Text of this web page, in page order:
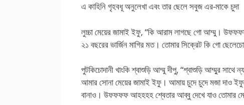
এ কাহিনি গৃহবধূ অনুলেখা এবং তার ছেলে সবুজ এর-মাকে চুদা
লুচ্চা মেয়ের জামাই ইফু, “কি আরাম লাগছে গো আম্মু।
২১ বছরের ভার্জিন মাগির মত। তোমার সিক্রেট কি গো
পুটকিচোদানী খাংকি শ্বাশুড়ি আম্মু দীপু, “শ্বাশুড়ি আম্মু্র সাথে
আমার সোনা মেয়ের জামাই ইফু। আমায় চুদে চুদে মজা দাও
বানাও। উফফফফ আহহহহ শ্বেতার আব্বু দেখে যাও তোমার